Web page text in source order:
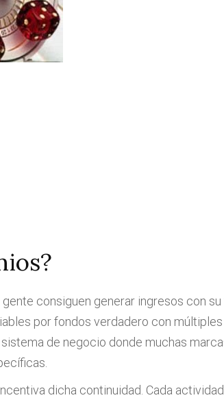
consiguen generar ingresos con
por fondos verdadero con
de negocio donde muchas
dicha continuidad. Cada